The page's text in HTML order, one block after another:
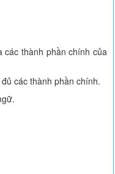
các thành phần chính của
các thành phần chính.